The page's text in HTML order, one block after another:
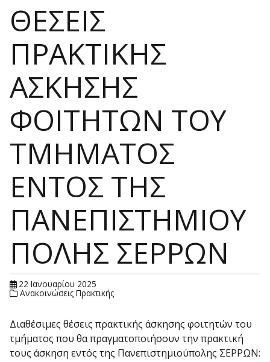
ΘΕΣΕΙΣ
ΠΡΑΚΤΙΚΗΣ
ΑΣΚΗΣΗΣ
ΦΟΙΤΗΤΩΝ ΤΟΥ
ΤΜΗΜΑΤΟΣ
ΕΝΤΟΣ ΤΗΣ
ΠΑΝΕΠΙΣΤΗΜΙΟΥ
ΠΟΛΗΣ ΣΕΡΡΩΝ
22 Ιανουαρίου 2025
Ανακοινώσεις Πρακτικής
Διαθέσιμες θέσεις πρακτικής άσκησης φοιτητών του
τμήματος που θα πραγματοποιήσουν την πρακτική
τους άσκηση εντός της Πανεπιστημιούπολης ΣΕΡΡΩΝ: